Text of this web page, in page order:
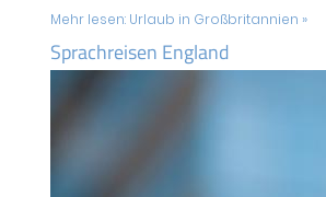
Mehr lesen: Urlaub in Großbritannien »
Sprachreisen England